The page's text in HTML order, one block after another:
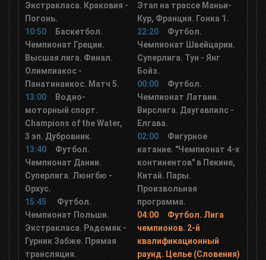
Экстракласа. Краковия -
Погонь.
10:50
Баскетбол.
Чемпионат Греции.
Высшая лига. Финал.
Олимпиакос -
Панатинаикос. Матч 5.
13:00
Водно-
моторный спорт.
Champions of the Water,
3 эп. Дубровник.
13:40
Футбол.
Чемпионат Дании.
Суперлига. Люнгбю -
Орхус.
15:45
Футбол.
Чемпионат Польши.
Экстракласа. Радомяк -
Гурник Забже. Прямая
трансляция.
Этап на трассе Маньи-
Кур, Франция. Гонка 1.
22:20
Футбол.
Чемпионат Швейцарии.
Суперлига. Тун - Янг
Бойз.
00:00
Футбол.
Чемпионат Латвии.
Вирслига. Даугавпилс -
Елгава.
02:00
Фигурное
катание. "Чемпионат 4-х
континентов" в Пекине,
Китай. Пары.
Произвольная
программа.
04:00
Футбол. Лига
чемпионов. 2-й
квалификационный
раунд. Целье (Словения)